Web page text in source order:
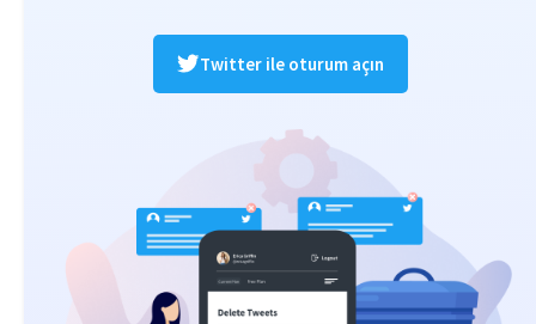
Twitter ile oturum açın